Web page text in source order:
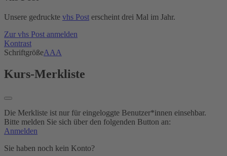
Unsere gedruckte vhs Post erscheint drei Mal im Jahr.
Zur vhs Post anmelden
Kontrast
SchriftgrößeAAA
Kurs-Merkliste
Die Merkliste ist nur für eingeloggte Benutzer*innen einsehbar.
Bitte melden Sie sich über den folgenden Button an:
Anmelden
Sie haben noch kein Konto?